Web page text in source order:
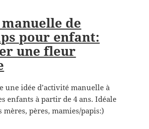
de
pour enfant:
une fleur
une idée d’activité manuelle à
enfants à partir de 4 ans. Idéale
mères, pères, mamies/papis:)